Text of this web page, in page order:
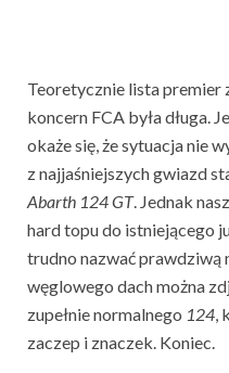
Teoretycznie lista premier
koncern FCA była długa.
okaże się, że sytuacja nie
z najjaśniejszych gwiazd
Abarth 124GT. Jednak
hard topu do istniejącego
trudno nazwać prawdziwą
węglowego dach można
zupełnie normalnego 124,
zaczep i znaczek. Koniec.